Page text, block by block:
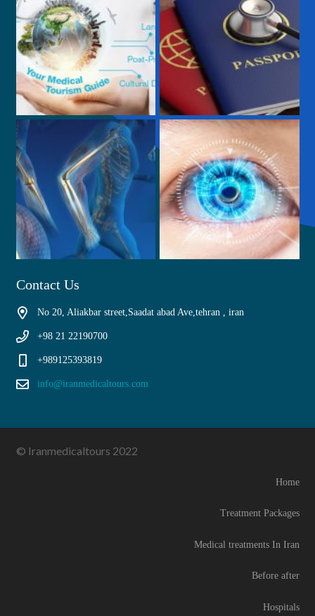
Contact Us
No 20, Aliakbar street,Saadat abad Ave,tehran , iran
+98 21 22190700
+989125393819
info@iranmedicaltours.com
© Iranmedicaltours 2022
Home
Treatment Packages
Medical treatments In Iran
Before after
Hospitals